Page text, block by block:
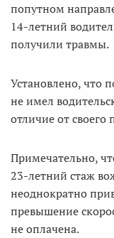
попутном
14-летний
получили травмы.
Установлено, что
не имел
отличие от своего
Примечательно,
23-летний стаж
неоднократно
превышение
не оплачена.